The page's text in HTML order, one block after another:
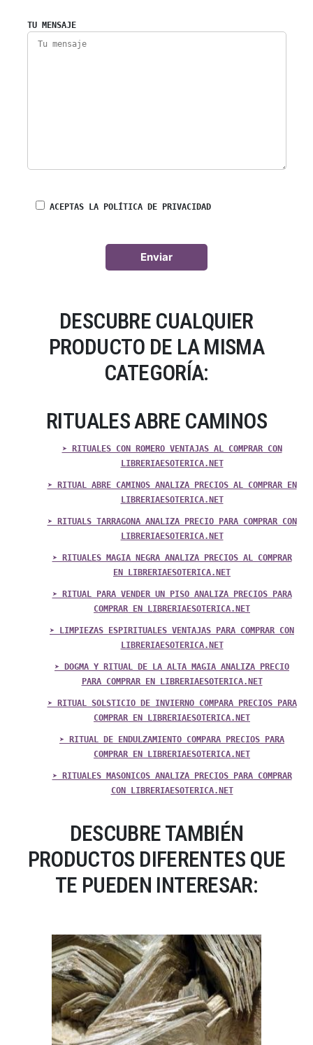
TU MENSAJE
ACEPTAS LA POLÍTICA DE PRIVACIDAD
DESCUBRE CUALQUIER
PRODUCTO DE LA MISMA
CATEGORÍA:
RITUALES ABRE CAMINOS
➤ RITUALES CON ROMERO VENTAJAS AL COMPRAR CON
LIBRERIAESOTERICA.NET
➤ RITUAL ABRE CAMINOS ANALIZA PRECIOS AL COMPRAR EN
LIBRERIAESOTERICA.NET
➤ RITUALS TARRAGONA ANALIZA PRECIO PARA COMPRAR CON
LIBRERIAESOTERICA.NET
➤ RITUALES MAGIA NEGRA ANALIZA PRECIOS AL COMPRAR
EN LIBRERIAESOTERICA.NET
➤ RITUAL PARA VENDER UN PISO ANALIZA PRECIOS PARA
COMPRAR EN LIBRERIAESOTERICA.NET
➤ LIMPIEZAS ESPIRITUALES VENTAJAS PARA COMPRAR CON
LIBRERIAESOTERICA.NET
➤ DOGMA Y RITUAL DE LA ALTA MAGIA ANALIZA PRECIO
PARA COMPRAR EN LIBRERIAESOTERICA.NET
➤ RITUAL SOLSTICIO DE INVIERNO COMPARA PRECIOS PARA
COMPRAR EN LIBRERIAESOTERICA.NET
➤ RITUAL DE ENDULZAMIENTO COMPARA PRECIOS PARA
COMPRAR EN LIBRERIAESOTERICA.NET
➤ RITUALES MASONICOS ANALIZA PRECIOS PARA COMPRAR
CON LIBRERIAESOTERICA.NET
DESCUBRE TAMBIÉN
PRODUCTOS DIFERENTES QUE
TE PUEDEN INTERESAR: